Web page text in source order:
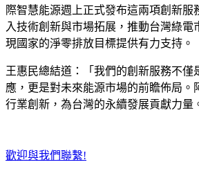
際智慧能源週上正式發布這兩項創新服
入技術創新與市場拓展，推動台灣綠電
現國家的淨零排放目標提供有力支持。
王惠民總結道：「我們的創新服務不僅
應，更是對未來能源市場的前瞻佈局。
行業創新，為台灣的永續發展貢獻力量
歡迎與我們聯繫!